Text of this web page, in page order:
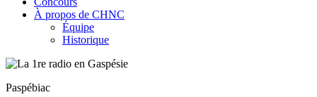
À propos de CHNC
Équipe
Historique
Paspébiac